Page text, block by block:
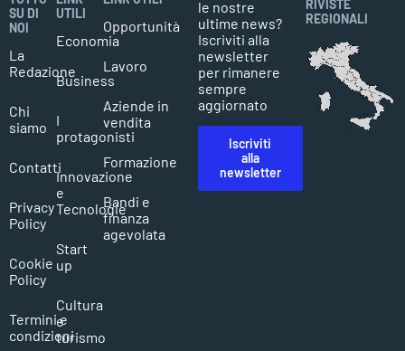
SU DI
NOI
La
Redazione
Chi
siamo
Contatti
Privacy
Policy
Cookie
Policy
Termini e
condizioni
UTILI
Economia
Business
I
protagonisti
Innovazione
e
Tecnologie
Start
up
Cultura
e
turismo
Opportunità
Lavoro
Aziende in
vendita
Formazione
Bandi e
finanza
agevolata
le nostre
ultime news?
Iscriviti alla
newsletter
per rimanere
sempre
aggiornato
Iscriviti
alla
newsletter
RIVISTE
REGIONALI